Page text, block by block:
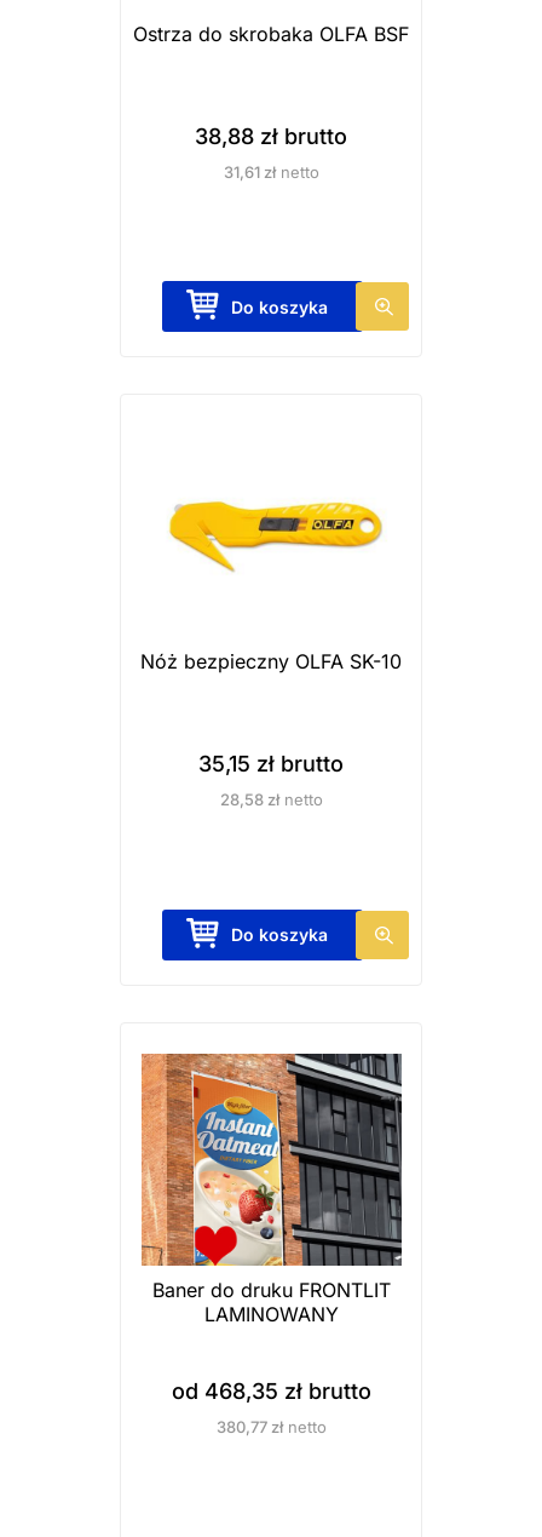
Ostrza do skrobaka OLFA BSF
38,88 zł brutto
31,61 złnetto
Do koszyka
Nóż bezpieczny OLFA SK-10
35,15 zł brutto
28,58 złnetto
Do koszyka
Baner do druku FRONTLIT
LAMINOWANY
od 468,35 złbrutto
380,77 złnetto